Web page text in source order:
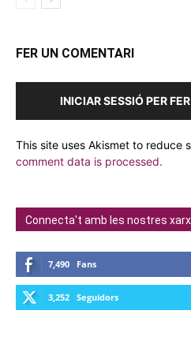
FER UN COMENTARI
INICIAR SESSIÓ PER
This site uses Akismet to reduce
comment data is processed.
Connecta't amb les nostres
7,490 Fans
3,252 Seguidors